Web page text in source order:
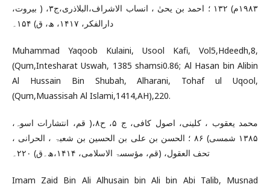
۱۹۸۳م) ۱۳۲ ؛ احمد بن یحیٰ ، انساب الاشراف،البلاذری،ج۳، ( بیروت،
دارالفکر، ۱۴۱۷، ھ، ق) ۱۵۴۔
Muhammad Yaqoob Kulaini, Usool Kafi, Vol5,Hdeedh,8,
(Qum,Intesharat Uswah, 1385 shamsi0.86; Al Hasan bin Alibin
Al Hussain Bin Shubah, Alharani, Tohaf ul Uqool,
(Qum,Muassisah Al Islami,1414,AH),220.
محمد یعقوب ، کلینی، اصول کافی، ج ۵، ح۸،( قم، انتشارات اسوہ،
۱۳۸۵ شمسی) ۸۶ ؛ الحسن بن علی بن الحسین بن شعبۃ ، الحرانی ،
تحف العقول، (قم، مؤسسۃ الاسلامی، ۱۴۱۴،ھ۔ق) ۲۲۰۔
Imam Zaid Bin Ali Alhusain bin Ali bin Abi Talib, Musnad